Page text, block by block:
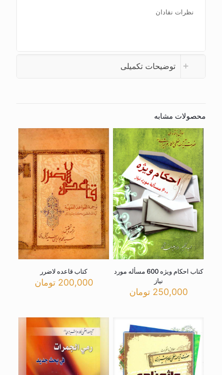
نظرات نقادان
توضیحات تکمیلی
محصولات مشابه
کتاب احکام ویژه 600 مسأله مورد
نیاز
250,000 تومان
کتاب قاعده لاضرر
200,000 تومان